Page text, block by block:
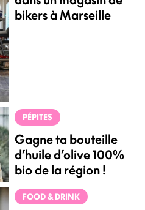
bikers à Marseille
PÉPITES
Gagne ta bouteille
d’huile d’olive 100%
bio de la région !
FOOD & DRINK